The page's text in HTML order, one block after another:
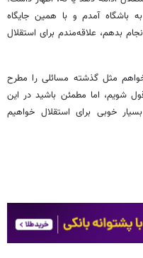
باشگاه آمدم و با همین جایگاه
بدهم، علاقه‌مندم برای استقلال
مثل گذشته مسائلی را مطرح
شویم، اما مطمئن باشید در این
خوبی برای استقلال خواهیم